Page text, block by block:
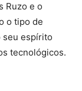
Ruzo e o
o tipo de
seu espírito
tecnológicos.